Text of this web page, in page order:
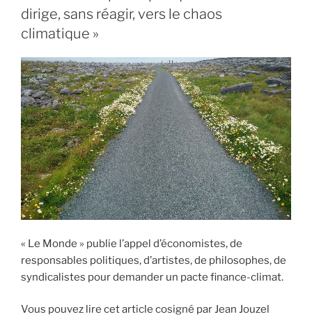
dirige, sans réagir, vers le chaos
climatique »
« Le Monde » publie l’appel d’économistes, de
responsables politiques, d’artistes, de philosophes, de
syndicalistes pour demander un pacte finance-climat.
Vous pouvez lire cet article cosigné par Jean Jouzel